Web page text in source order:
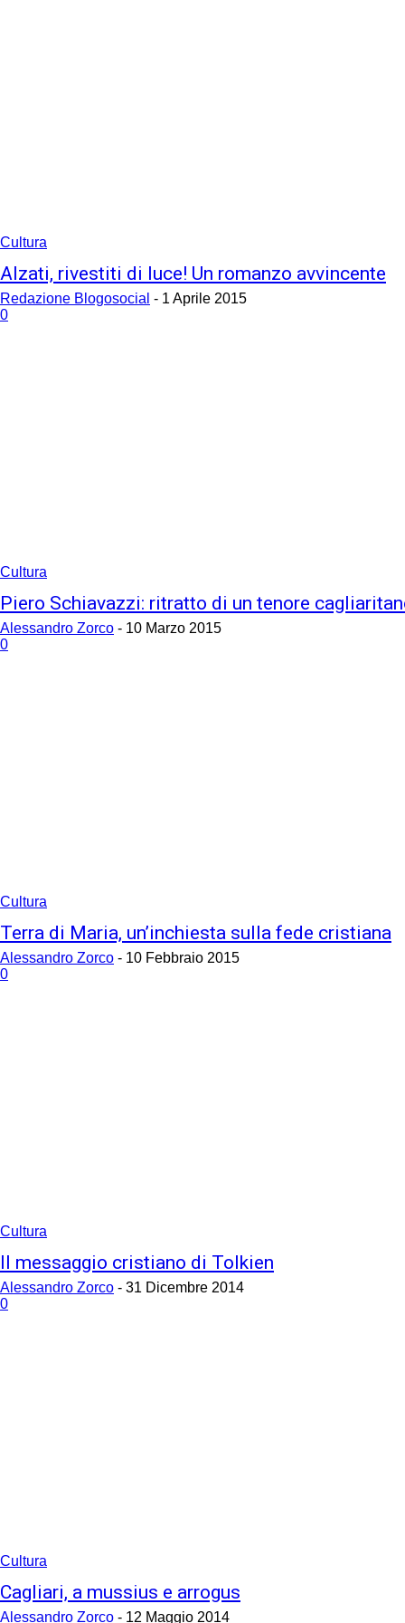
Cultura
Alzati, rivestiti di luce! Un romanzo avvincente
Redazione Blogosocial - 1 Aprile 2015
0
Cultura
Piero Schiavazzi: ritratto di un tenore
Alessandro Zorco - 10 Marzo 2015
0
Cultura
Terra di Maria, un’inchiesta sulla fede cristiana
Alessandro Zorco - 10 Febbraio 2015
0
Cultura
Il messaggio cristiano di Tolkien
Alessandro Zorco - 31 Dicembre 2014
0
Cultura
Cagliari, a mussius e arrogus
Alessandro Zorco - 12 Maggio 2014